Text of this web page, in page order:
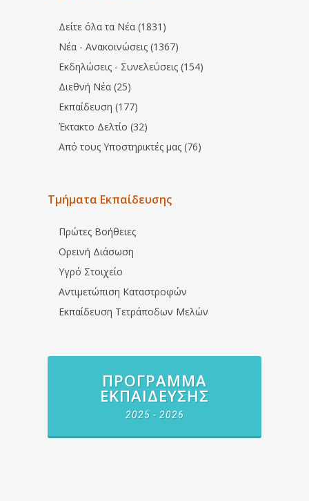
Δείτε όλα τα Νέα (1831)
Νέα - Ανακοινώσεις (1367)
Εκδηλώσεις - Συνελεύσεις (154)
Διεθνή Νέα (25)
Εκπαίδευση (177)
Έκτακτο Δελτίο (32)
Από τους Υποστηρικτές μας (76)
Τμήματα Εκπαίδευσης
Πρώτες Βοήθειες
Ορεινή Διάσωση
Υγρό Στοιχείο
Αντιμετώπιση Καταστροφών
Εκπαίδευση Τετράποδων Μελών
ΠΡΌΓΡΑΜΜΑ
ΕΚΠΑΊΔΕΥΣΗΣ
2025 - 2026